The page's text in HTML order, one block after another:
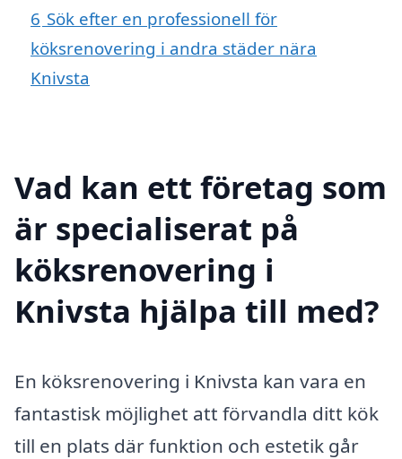
6 Sök efter en professionell för
köksrenovering i andra städer nära
Knivsta
Vad kan ett företag som
är specialiserat på
köksrenovering i
Knivsta hjälpa till med?
En köksrenovering i Knivsta kan vara en
fantastisk möjlighet att förvandla ditt kök
till en plats där funktion och estetik går